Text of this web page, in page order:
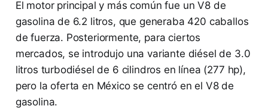
El motor principal y más común fue un V8 de
gasolina de 6.2 litros, que generaba 420 caballos
de fuerza. Posteriormente, para ciertos
mercados, se introdujo una variante diésel de 3.0
litros turbodiésel de 6 cilindros en línea (277 hp),
pero la oferta en México se centró en el V8 de
gasolina.